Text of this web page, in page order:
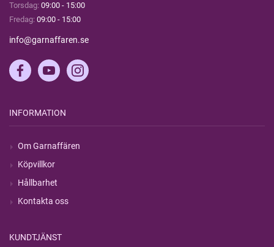
Torsdag: 09:00 - 15:00
Fredag: 09:00 - 15:00
info@garnaffaren.se
INFORMATION
Om Garnaffären
Köpvillkor
Hållbarhet
Kontakta oss
KUNDTJÄNST